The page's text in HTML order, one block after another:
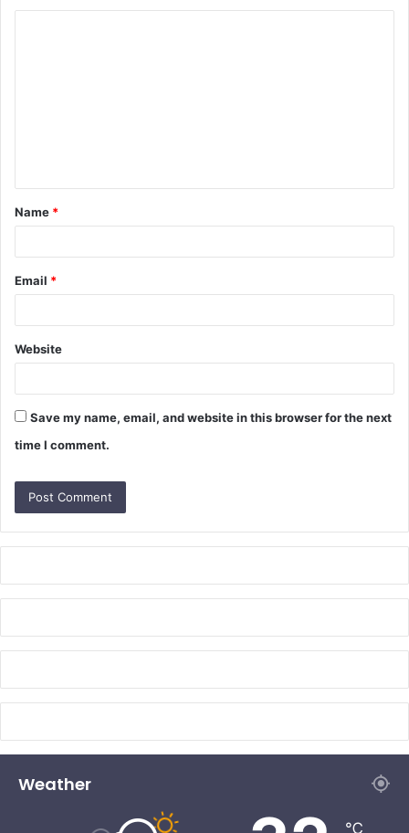
t
*
Name *
Email *
Website
Save my name, email, and website in this browser for the next
time I comment.
Weather
℃